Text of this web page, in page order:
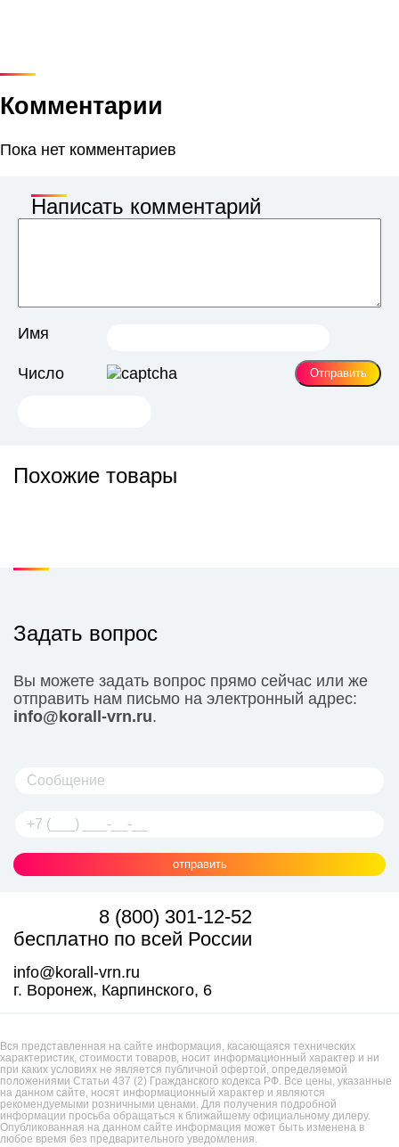
Комментарии
Пока нет комментариев
Написать комментарий
Имя
Число
Похожие товары
Задать вопрос
Вы можете задать вопрос прямо сейчас или же
отправить нам письмо на электронный адрес:
info@korall-vrn.ru.
отправить
8 (800) 301-12-52
бесплатно по всей России
info@korall-vrn.ru
г. Воронеж, Карпинского, 6
Вся представленная на сайте информация, касающаяся технических
характеристик, стоимости товаров, носит информационный характер и ни
при каких условиях не является публичной офертой, определяемой
положениями Статьи 437 (2) Гражданского кодекса РФ. Все цены, указанные
на данном сайте, носят информационный характер и являются
рекомендуемыми розничными ценами. Для получения подробной
информации просьба обращаться к ближайшему официальному дилеру.
Опубликованная на данном сайте информация может быть изменена в
любое время без предварительного уведомления.